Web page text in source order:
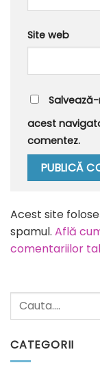
CATEGORII
Site web
acest
comentez.
Acest site
spamul. Află
comentariilor